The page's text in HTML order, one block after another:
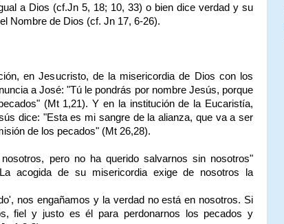
a Dios (cf.Jn 5, 18; 10, 33) o bien dice verdad y su
Nombre de Dios (cf. Jn 17, 6-26).
en Jesucristo, de la misericordia de Dios con los
a José: "Tú le pondrás por nombre Jesús, porque
(Mt 1,21). Y en la institución de la Eucaristía,
dice: "Esta es mi sangre de la alianza, que va a ser
de los pecados" (Mt 26,28).
pero no ha querido salvarnos sin nosotros"
acogida de su misericordia exige de nosotros la
nos engañamos y la verdad no está en nosotros. Si
fiel y justo es él para perdonarnos los pecados y